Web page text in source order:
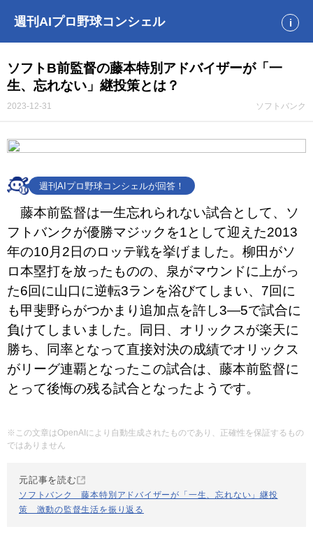
週刊AIプロ野球コンシェル i
ソフトB前監督の藤本特別アドバイザーが「一
生、忘れない」継投策とは？
2023-12-31 ソフトバンク
週刊AIプロ野球コンシェルが回答！
藤本前監督は一生忘れられない試合として、ソ
フトバンクが優勝マジックを1として迎えた2013
年の10月2日のロッテ戦を挙げました。柳田がソ
ロ本塁打を放ったものの、泉がマウンドに上がっ
た6回に山口に逆転3ランを浴びてしまい、7回に
も甲斐野らがつかまり追加点を許し3―5で試合に
負けてしまいました。同日、オリックスが楽天に
勝ち、同率となって直接対決の成績でオリックス
がリーグ連覇となったこの試合は、藤本前監督に
とって後悔の残る試合となったようです。
※この文章はOpenAIにより自動生成されたものであり、正確性を保証するもの
ではありません
元記事を読む
ソフトバンク 藤本特別アドバイザーが「一生、忘れない」継投
策 激動の監督生活を振り返る